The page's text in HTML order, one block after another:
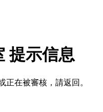
提示信息
正在被審核，請返回。